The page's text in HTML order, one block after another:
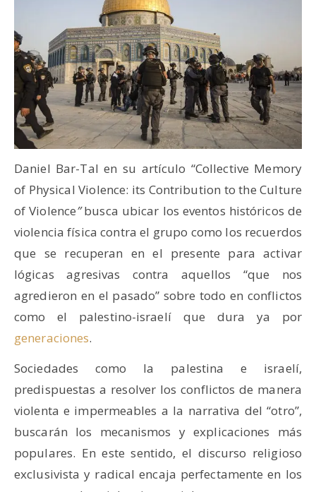
Daniel Bar-Tal en su artículo “Collective Memory
of Physical Violence: its Contribution to the Culture
of Violence”busca ubicar los eventos históricos de
violencia física contra el grupo como los recuerdos
que se recuperan en el presente para activar
lógicas agresivas contra aquellos “que nos
agredieron en el pasado” sobre todo en conflictos
como el palestino-israelí que dura ya por
generaciones.
Sociedades como la palestina e israelí,
predispuestas a resolver los conflictos de manera
violenta e impermeables a la narrativa del “otro”,
buscarán los mecanismos y explicaciones más
populares. En este sentido, el discurso religioso
exclusivista y radical encaja perfectamente en los